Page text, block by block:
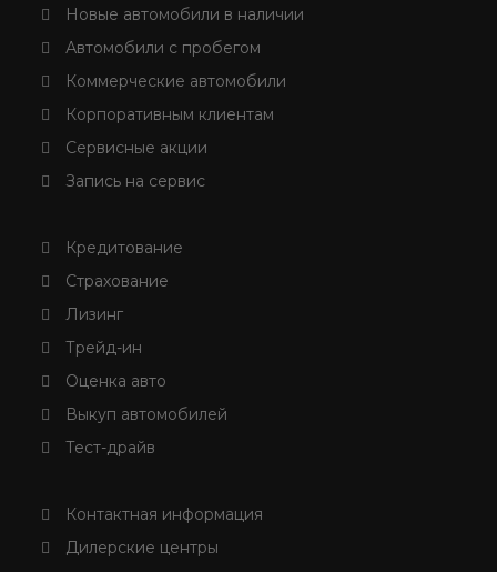
Новые автомобили в наличии
Автомобили с пробегом
Коммерческие автомобили
Корпоративным клиентам
Сервисные акции
Запись на сервис
Кредитование
Страхование
Лизинг
Трейд-ин
Оценка авто
Выкуп автомобилей
Тест-драйв
Контактная информация
Дилерские центры